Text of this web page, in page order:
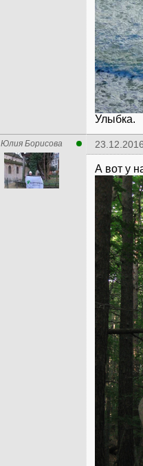
Улыбка.
Юлия Борисова